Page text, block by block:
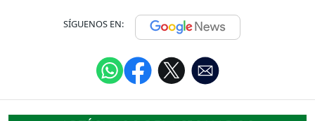
SÍGUENOS EN: